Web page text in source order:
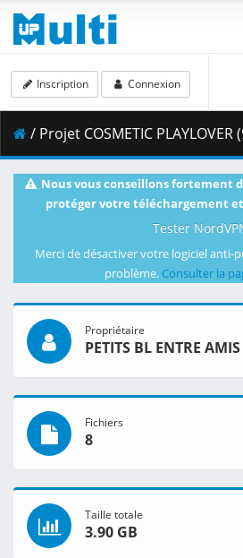
Inscription Connexion
/ Projet COSMETIC PLAYLOVER
Nous vous conseillons fortement
protéger votre téléchargement
Tester
Merci de désactiver votre logiciel anti-
problème. Consulter la
Propriétaire
PETITS BL ENTRE AMIS
Fichiers
8
Taille totale
3.90 GB